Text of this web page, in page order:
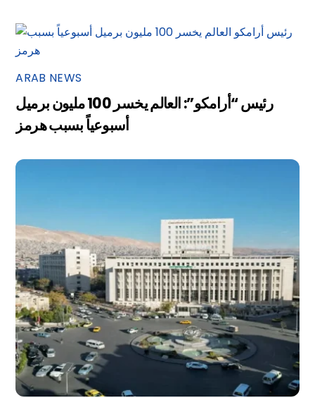
ARAB NEWS
رئيس “أرامكو”: العالم يخسر 100 مليون برميل
أسبوعياً بسبب هرمز